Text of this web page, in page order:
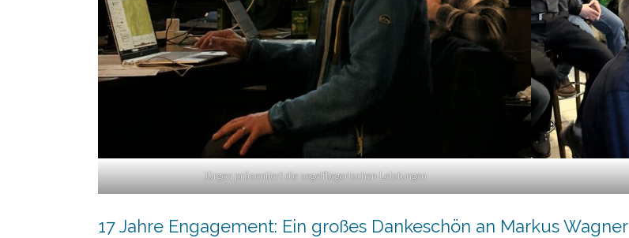
Jürgen präsentiert die segelfliegerischen Leistungen
17 Jahre Engagement: Ein großes Dankeschön an Markus Wagner